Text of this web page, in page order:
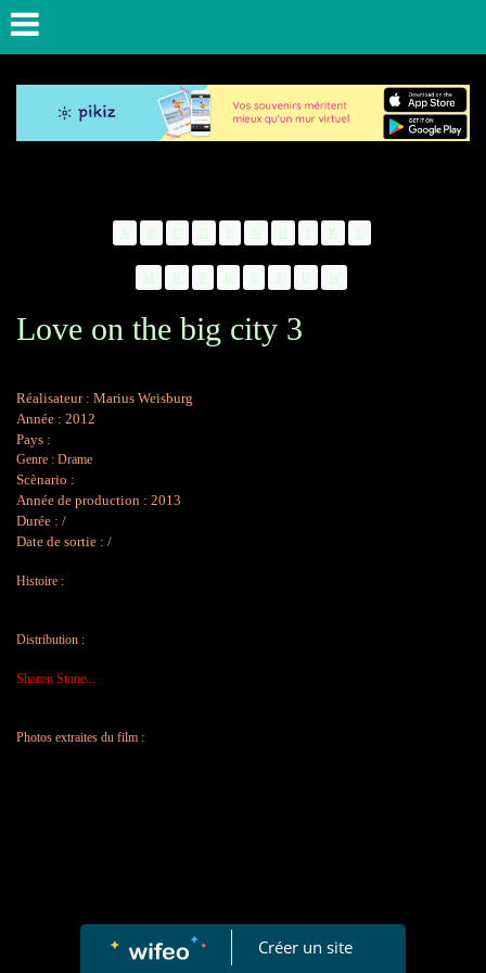
A B C D F G K
M N P R S T W
Love on the big city 3
Réalisateur : Marius Weisburg
Année : 2012
Pays :
Genre : Drame
Scènario :
Année de production : 2013
Durée : /
Date de sortie : /
Histoire :
Distribution :
Sharon Stone...
Photos extraites du film :
Créer un site